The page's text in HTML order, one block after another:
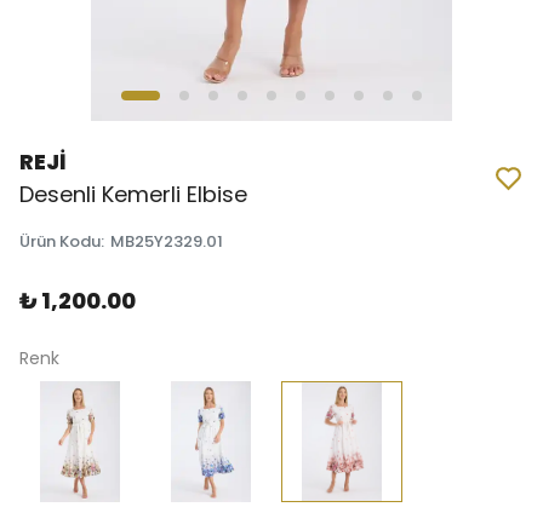
REJİ
Desenli Kemerli Elbise
Ürün Kodu: MB25Y2329.01
₺ 1,200.00
Renk